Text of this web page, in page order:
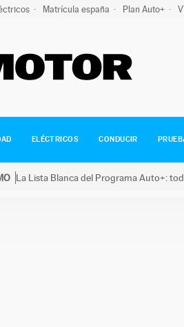
Matrícula españa Plan Auto+
ELÉCTRICOS CONDUCIR
La Lista Blanca del Programa Auto+: